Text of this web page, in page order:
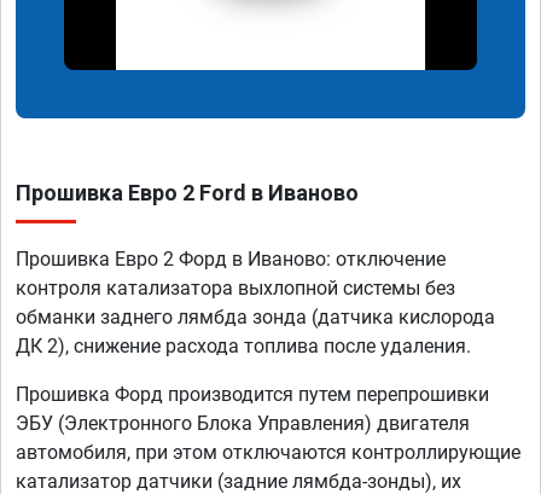
Прошивка Евро 2 Ford в Иваново
Прошивка Евро 2 Форд в Иваново: отключение
контроля катализатора выхлопной системы без
обманки заднего лямбда зонда (датчика кислорода
ДК 2), снижение расхода топлива после удаления.
Прошивка Форд производится путем перепрошивки
ЭБУ (Электронного Блока Управления) двигателя
автомобиля, при этом отключаются контроллирующие
катализатор датчики (задние лямбда-зонды), их